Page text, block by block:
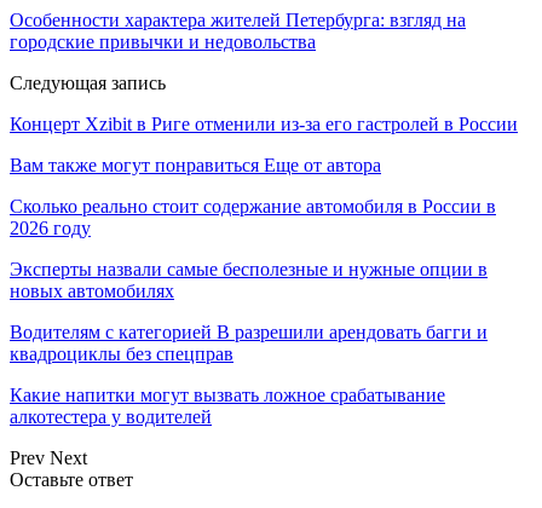
Особенности характера жителей Петербурга: взгляд на
городские привычки и недовольства
Следующая запись
Концерт Xzibit в Риге отменили из-за его гастролей в России
Вам также могут понравиться Еще от автора
Сколько реально стоит содержание автомобиля в России в
2026 году
Эксперты назвали самые бесполезные и нужные опции в
новых автомобилях
Водителям с категорией B разрешили арендовать багги и
квадроциклы без спецправ
Какие напитки могут вызвать ложное срабатывание
алкотестера у водителей
Prev Next
Оставьте ответ